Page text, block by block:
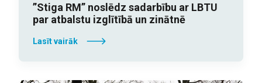
”Stiga RM” noslēdz sadarbību ar LBTU
par atbalstu izglītībā un zinātnē
Lasīt vairāk